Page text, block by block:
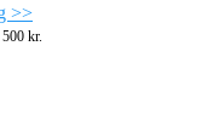
>>
kr.